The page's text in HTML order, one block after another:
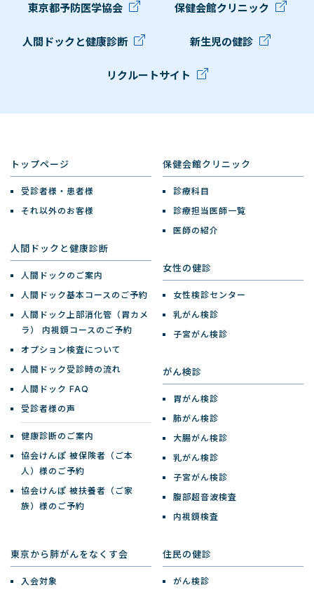
東京都予防医学協会 保健会館クリニック
人間ドックと健康診断 新生児の健診
リクルートサイト
トップページ
受診者様・患者様
それ以外のお客様
人間ドックと健康診断
人間ドックのご案内
人間ドック基本コースのご予約
人間ドック上部消化管（胃カメ
ラ）
内視鏡コースのご予約
オプション検査について
人間ドック受診時の流れ
人間ドック FAQ
受診者様の声
健康診断のご案内
協会けんぽ 被保険者（ご本
人）様のご予約
協会けんぽ 被扶養者（ご家
族）様のご予約
保健会館クリニック
診療科目
診療担当医師一覧
医師の紹介
女性の健診
女性検診センター
乳がん検診
子宮がん検診
がん検診
胃がん検診
肺がん検診
大腸がん検診
乳がん検診
子宮がん検診
腹部超音波検査
内視鏡検査
東京から肺がんをなくす会
入会対象
住民の健診
がん検診